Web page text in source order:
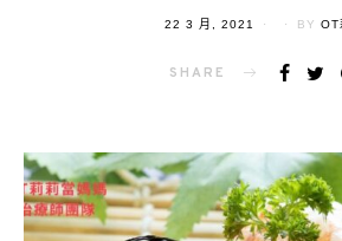
POSTED
22 3 月, 2021 BY OT
SHARE